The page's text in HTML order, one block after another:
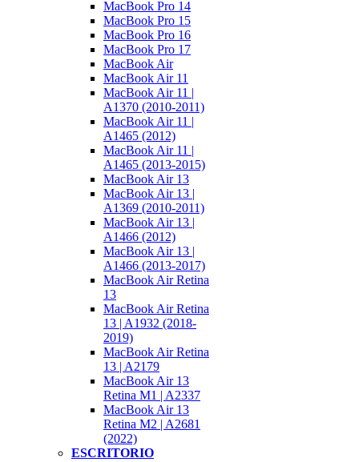
MacBook Pro 14
MacBook Pro 15
MacBook Pro 16
MacBook Pro 17
MacBook Air
MacBook Air 11
MacBook Air 11 |
A1370 (2010-2011)
MacBook Air 11 |
A1465 (2012)
MacBook Air 11 |
A1465 (2013-2015)
MacBook Air 13
MacBook Air 13 |
A1369 (2010-2011)
MacBook Air 13 |
A1466 (2012)
MacBook Air 13 |
A1466 (2013-2017)
MacBook Air Retina
13
MacBook Air Retina
13 | A1932 (2018-
2019)
MacBook Air Retina
13 | A2179
MacBook Air 13
Retina M1 | A2337
MacBook Air 13
Retina M2 | A2681
(2022)
ESCRITORIO